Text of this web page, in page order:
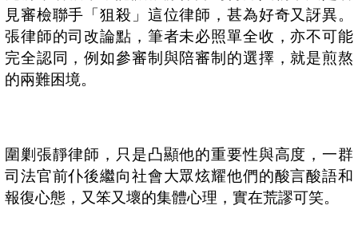
見審檢聯手「狙殺」這位律師，甚為好奇又訝異。
張律師的司改論點，筆者未必照單全收，亦不可能
完全認同，例如參審制與陪審制的選擇，就是煎熬
的兩難困境。
圍剿張靜律師，只是凸顯他的重要性與高度，一群
司法官前仆後繼向社會大眾炫耀他們的酸言酸語和
報復心態，又笨又壞的集體心理，實在荒謬可笑。